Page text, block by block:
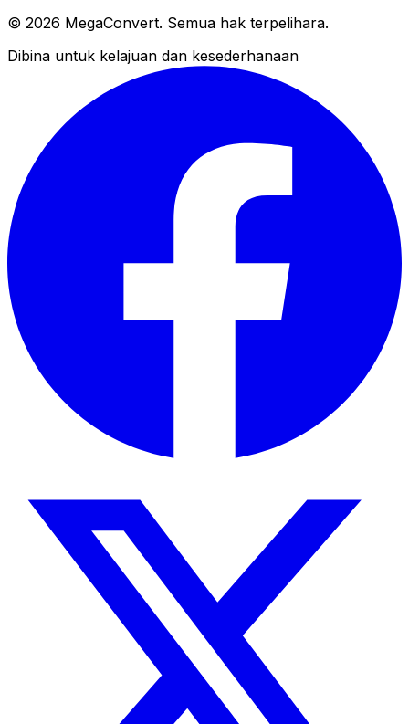
© 2026 MegaConvert. Semua hak terpelihara.
Dibina untuk kelajuan dan kesederhanaan